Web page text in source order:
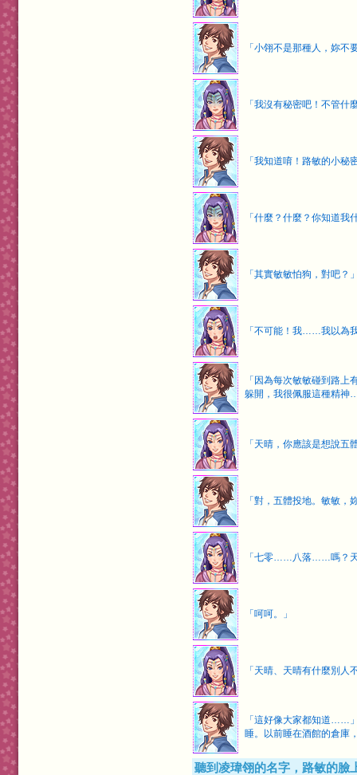
「小翎不是那種人，妳
「我沒有秘密吧！不管
「我知道唷！路敏的小
「什麼？什麼？你知道我
「其實敏敏怕狗，對吧？
「不可能！我……我以為
「因為每次敏敏碰到路
躲開，我很佩服這種精
「天晴，你應該是想說五
「對，五體投地。敏敏
「七零……八落……嗎？天
「呵呵。」
「天晴、天晴有什麼別
「這好像大家都知道……
睡。以前睡在酒館的倉庫
聽到凌瑋翎的名字，路敏的臉